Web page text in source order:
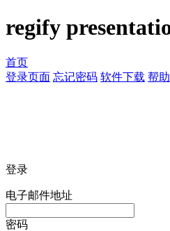
regify
首页
登录页面 忘记密码 软件下载 帮
登录
电子邮件地址
密码